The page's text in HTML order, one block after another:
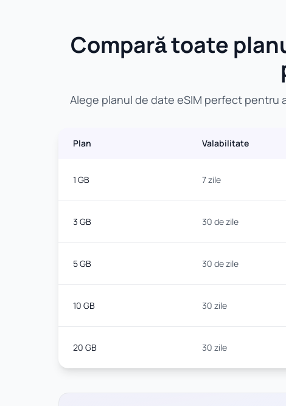
Compară toate
Alege planul de date eSIM perfect pentru
Plan Valabilitate
1 GB 7 zile
3 GB 30 de zile
5 GB 30 de zile
10 GB 30 zile
20 GB 30 zile